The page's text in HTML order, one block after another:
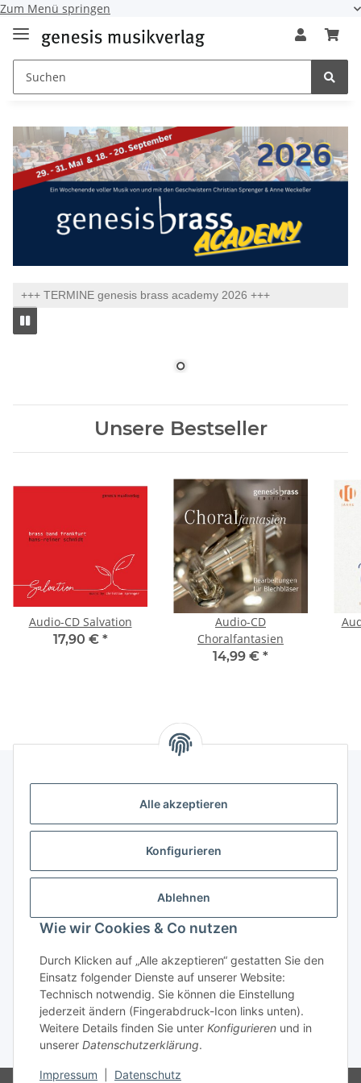
Zum Menü springen
Alle akzeptieren
Konfigurieren
Ablehnen
Wie wir Cookies & Co nutzen
Durch Klicken auf „Alle akzeptieren“ gestatten Sie den
Einsatz folgender Dienste auf unserer Website:
Technisch notwendig. Sie können die Einstellung
jederzeit ändern (Fingerabdruck-Icon links unten).
Weitere Details finden Sie unter Konfigurieren und in
unserer Datenschutzerklärung.
Impressum Datenschutz
+++ TERMINE genesis brass academy 2026 +++
Unsere Bestseller
Audio-CD Salvation
17,90 € *
Audio-CD
Choralfantasien
14,99 € *
genesis musikverlag Christian Sprenger
34630 Gilserberg
E-Mail:anne.weckesser@genesis-musikverlag.de
Informationen
Gesetzliche Informationen
* Alle Preise inkl. gesetzlicher USt., zzgl.Versand